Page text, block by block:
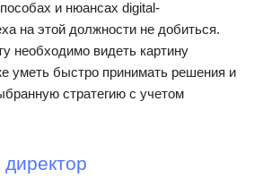
и нюансах digital-
на этой должности не добиться.
необходимо видеть картину
уметь быстро принимать решения и
стратегию с учетом